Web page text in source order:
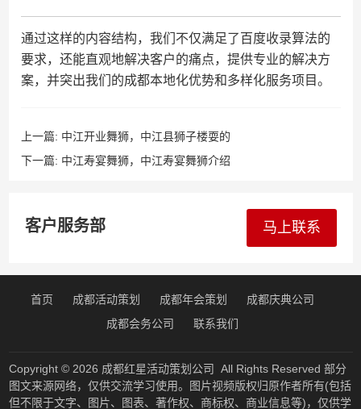
通过这样的内容结构，我们不仅满足了百度收录算法的
要求，还能直观地解决客户的痛点，提供专业的解决方
案，并突出我们的成都本地化优势和多样化服务项目。
上一篇: 中江开业舞狮，中江县狮子楼耍的
下一篇: 中江寿宴舞狮，中江寿宴舞狮介绍
客户服务部 马上联系
首页 成都活动策划 成都年会策划
成都庆典公司
成都会务公司
联系我们
Copyright © 2026 成都红星活动策划公司 All Rights Reserved 部分
图文来源网络，仅供交流学习使用。图片视频版权归原作者所有(包括
但不限于文字、图片、图表、著作权、商标权、商业信息等)，仅供学